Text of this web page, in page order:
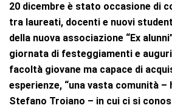
20 dicembre è stato occasione di
tra laureati, docenti e nuovi
della nuova associazione “Ex
giornata di festeggiamenti e
facoltà giovane ma capace di
esperienze, “una vasta comunità
Stefano Troiano – in cui ci si